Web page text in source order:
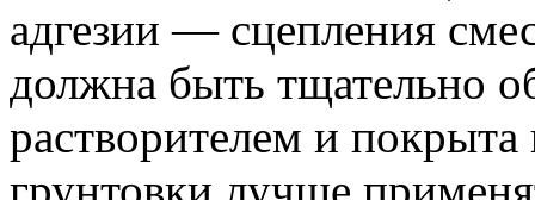
адгезии — сцепления
должна быть тщательно
растворителем и
грунтовки лучше